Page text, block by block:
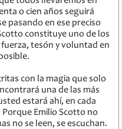
o cien años seguirá
pasando en ese preciso
constituye uno de los
tesón y voluntad en
con la magia que solo
una de las más
estará ahí, en cada
Emilio Scotto no
no se leen, se escuchan.